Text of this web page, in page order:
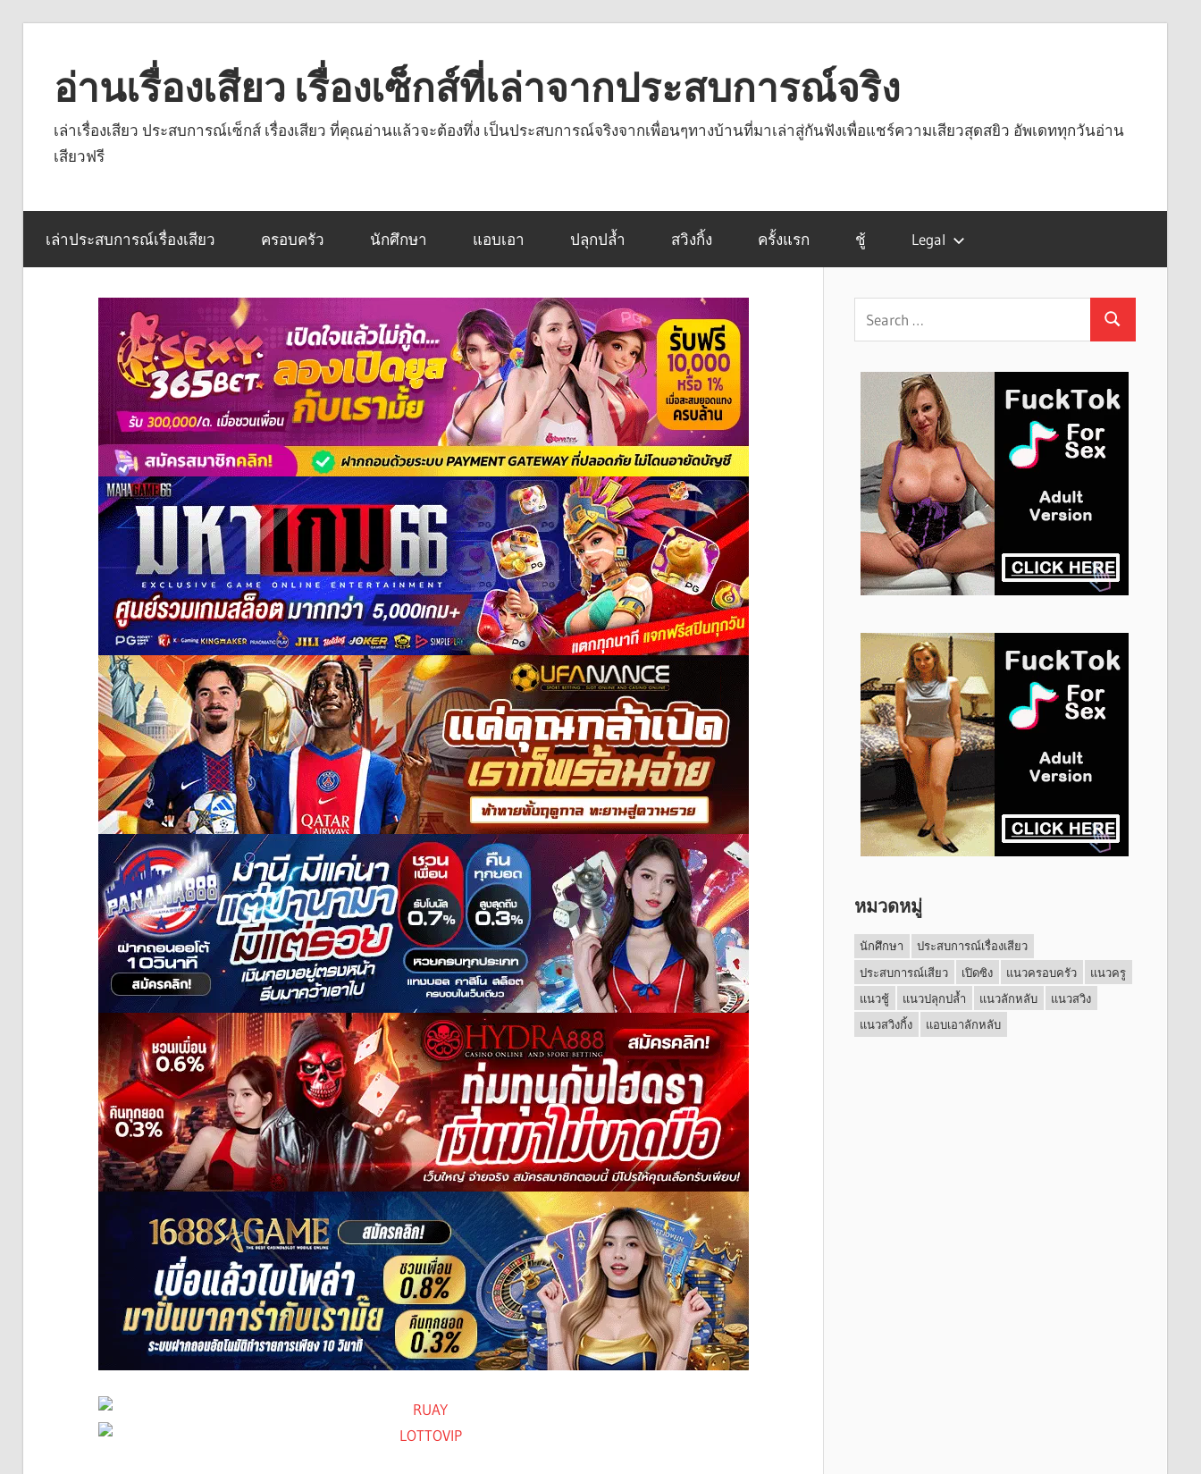
contentอ่านเรื่องเสียว เรื่องเซ็กส์ที่เล่าจากประสบการณ์จริง
เล่าเรื่องเสียว ประสบการณ์เซ็กส์ เรื่องเสียว ที่คุณอ่านแล้วจะต้องทึ่ง เป็นประสบการณ์จริงจากเพื่อนๆทางบ้านที่มาเล่าสู่กันฟังเพื่อแชร์ความเสียวสุดสยิว อัพเดททุกวันอ่าน
เสียวฟรี
เล่าประสบการณ์เรื่องเสียว ครอบครัว นักศึกษา แอบเอา ปลุกปล้ำ สวิงกิ้ง ครั้งแรก ชู้ Legal
หมวดหมู่
นักศึกษา
ประสบการณ์เรื่องเสียว
ประสบการณ์เสียว
เปิดซิง แนวครอบครัว
แนวครู
แนวชู้
แนวปลุกปล้ำ แนวลักหลับ
แนวสวิง
แนวสวิงกิ้ง
แอบเอาลักหลับ